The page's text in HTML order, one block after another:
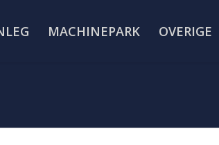
MACHINEPARK OVERIGE